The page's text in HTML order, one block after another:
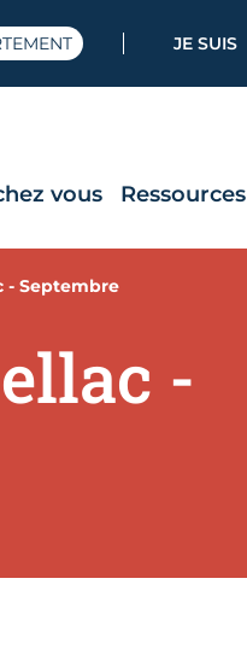
JE SUIS
vous Ressources
- Septembre
-